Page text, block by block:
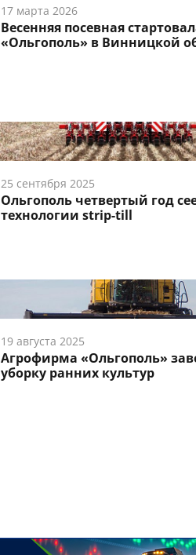
17 марта 2026
Весенняя посевная
«Ольгополь» в Винницкой
25 сентября 2025
Ольгополь четвертый год
технологии strip-till
19 августа 2025
Агрофирма «Ольгополь»
уборку ранних культур